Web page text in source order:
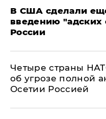
В США сделали
введению "адских
России
Четыре страны
об угрозе полной
Осетии Россией